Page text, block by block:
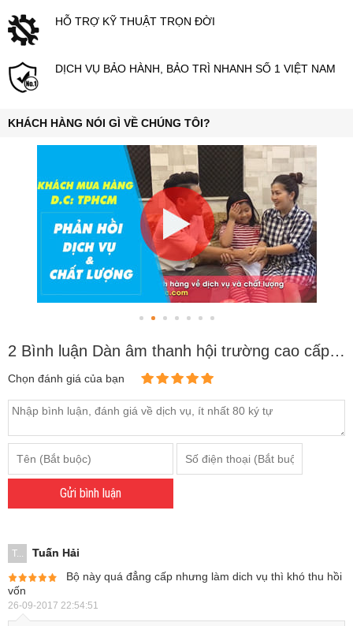
HỖ TRỢ KỸ THUẬT TRỌN ĐỜI
DỊCH VỤ BẢO HÀNH, BẢO TRÌ NHANH SỐ 1 VIỆT NAM
KHÁCH HÀNG NÓI GÌ VỀ CHÚNG TÔI?
2 Bình luận Dàn âm thanh hội trường cao cấp BC-HT05
Chọn đánh giá của bạn
Gửi bình luận
T...
Tuấn Hải
Bộ này quá đẳng cấp nhưng làm dich vụ thì khó thu hồi
vốn
26-09-2017 22:54:51